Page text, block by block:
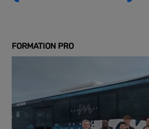
FORMATION PRO